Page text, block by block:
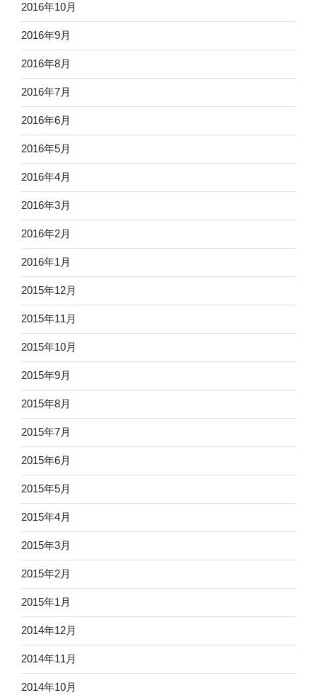
2016年10月
2016年9月
2016年8月
2016年7月
2016年6月
2016年5月
2016年4月
2016年3月
2016年2月
2016年1月
2015年12月
2015年11月
2015年10月
2015年9月
2015年8月
2015年7月
2015年6月
2015年5月
2015年4月
2015年3月
2015年2月
2015年1月
2014年12月
2014年11月
2014年10月